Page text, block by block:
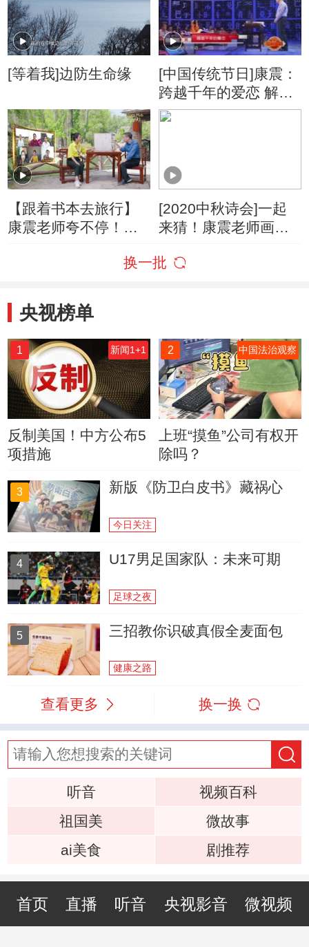
[等着我]边防生命缘
[中国传统节日]康震：
跨越千年的爱恋 解读
现代七夕之情怀
【跟着书本去旅行】
康震老师夸不停！长
[2020中秋诗会]一起
来猜！康震老师画的
换一批
央视榜单
1 新闻1+1
反制美国！中方公布5
项措施
2 中国法治观察
上班“摸鱼”公司有权开
除吗？
3 新版《防卫白皮书》藏祸心
今日关注
4 U17男足国家队：未来可期
足球之夜
5 三招教你识破真假全麦面包
健康之路
查看更多 换一换
听音
视频百科
祖国美
微故事
ai美食
剧推荐
首页 直播 听音 央视影音 微视频